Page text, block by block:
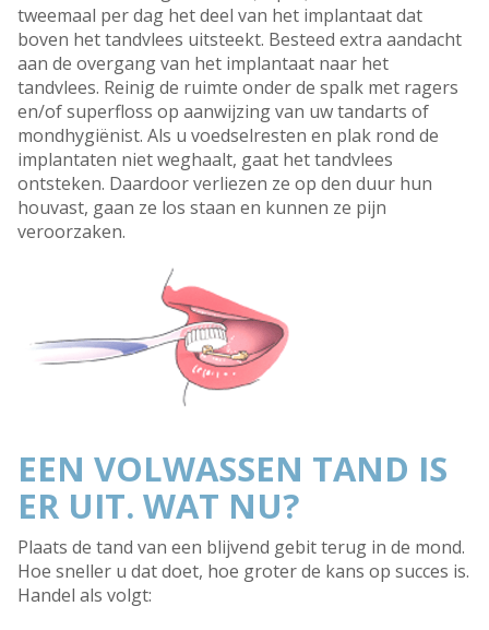
tweemaal per dag het deel van het implantaat dat
boven het tandvlees uitsteekt. Besteed extra aandacht
aan de overgang van het implantaat naar het
tandvlees. Reinig de ruimte onder de spalk met ragers
en/of superfloss op aanwijzing van uw tandarts of
mondhygiënist. Als u voedselresten en plak rond de
implantaten niet weghaalt, gaat het tandvlees
ontsteken. Daardoor verliezen ze op den duur hun
houvast, gaan ze los staan en kunnen ze pijn
veroorzaken.
EEN VOLWASSEN TAND IS
ER UIT. WAT NU?
Plaats de tand van een blijvend gebit terug in de mond.
Hoe sneller u dat doet, hoe groter de kans op succes is.
Handel als volgt: